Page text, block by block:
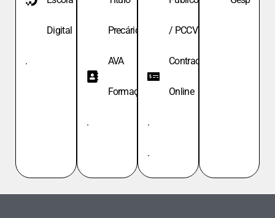
Digital
.
Precário
AVA
Formação
.
/ PCCV
Contracheque
Online
.
.